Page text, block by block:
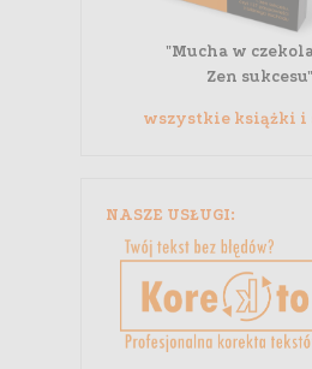
"Mucha w
Zen sukcesu"
wszystkie książki i
NASZE USŁUGI: